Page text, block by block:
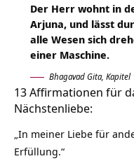
Der Herr wohnt in
Arjuna, und lässt
alle Wesen sich
einer Maschine.
Bhagavad Gita, Kapitel
13 Affirmationen für
Nächstenliebe:
„In meiner Liebe für
Erfüllung.“